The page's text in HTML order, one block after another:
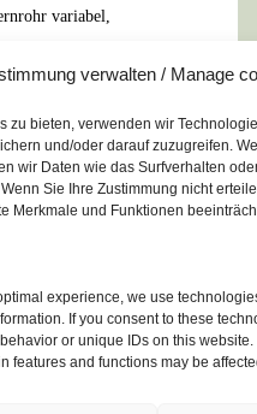
verwalten / Manage
zu bieten, verwenden wir
und/oder darauf zuzugreifen.
wir Daten wie das Surfverhalten
Sie Ihre Zustimmung nicht
Merkmale und Funktionen
experience, we use
If you consent to these
or unique IDs on this website.
features and functions may be
variabel,
Zubehör